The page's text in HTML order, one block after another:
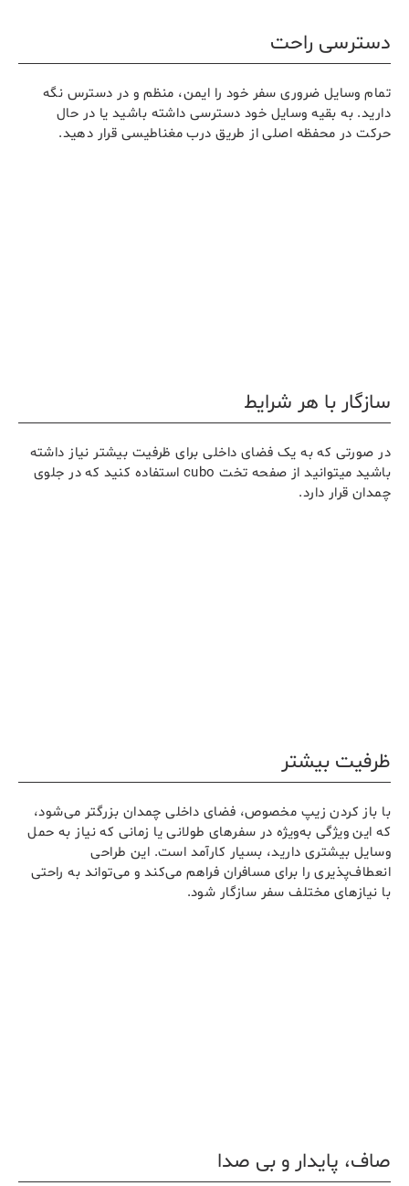
دسترسی راحت
تمام وسایل ضروری سفر خود را ایمن، منظم و در دسترس نگه
دارید. به بقیه وسایل خود دسترسی داشته باشید یا در حال
حرکت در محفظه اصلی از طریق درب مغناطیسی قرار دهید.
سازگار با هر شرایط
در صورتی که به یک فضای داخلی برای ظرفیت بیشتر نیاز داشته
باشید میتوانید از صفحه تخت cubo استفاده کنید که در جلوی
چمدان قرار دارد.
ظرفیت بیشتر
با باز کردن زیپ مخصوص، فضای داخلی چمدان بزرگتر می‌شود،
که این ویژگی به‌ویژه در سفرهای طولانی یا زمانی که نیاز به حمل
وسایل بیشتری دارید، بسیار کارآمد است. این طراحی
انعطاف‌پذیری را برای مسافران فراهم می‌کند و می‌تواند به راحتی
با نیازهای مختلف سفر سازگار شود.
صاف، پایدار و بی صدا